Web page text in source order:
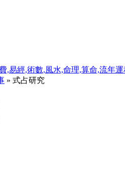
,易經,術數,風水,命理,算命,流年
» 式占研究